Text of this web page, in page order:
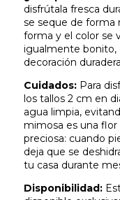
disfrútala fresca
se seque de forma
forma y el color se
igualmente bonito,
decoración
Cuidados: Para
los tallos 2 cm en
agua limpia,
mimosa es una
preciosa: cuando
deja que se
tu casa durante
Disponibilidad: